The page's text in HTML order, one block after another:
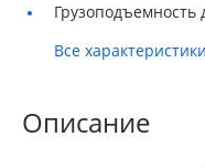
Грузоподъемность
Все характеристики
Описание